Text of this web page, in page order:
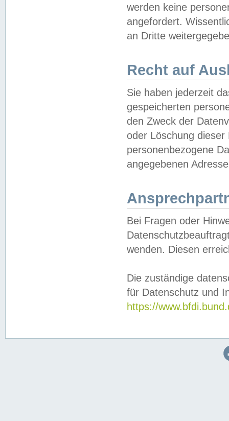
werden keine
angefordert.
an Dritte
Recht auf
Sie haben jederzeit
gespeicherten
den Zweck der
oder Löschung
personenbezogene
angegebenen
Bei Fragen oder
wenden. Diesen
Die zuständige
für Datenschutz und
https://